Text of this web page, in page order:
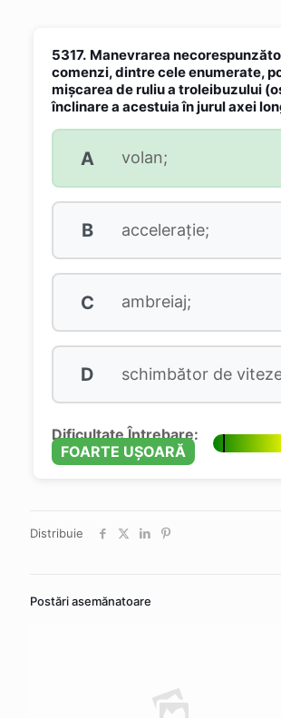
5317. Manevrarea
comenzi, dintre cele enumerate,
mişcarea de ruliu a troleibuzului
înclinare a acestuia în jurul axei
A volan;
B acceleraţie;
C ambreiaj;
D schimbător de
Dificultate Întrebare:
FOARTE UȘOARĂ
Distribuie
Postări asemănatoare